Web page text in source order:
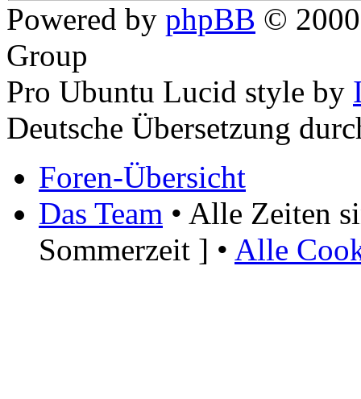
Powered by phpBB ©
Group
Pro Ubuntu Lucid style by
Deutsche Übersetzung
Foren-Übersicht
Das Team • Alle Zeiten
Sommerzeit ] • Alle